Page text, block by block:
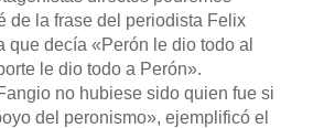
de la frase del periodista Felix
que decía «Perón le dio todo al
le dio todo a Perón».
no hubiese sido quien fue si
del peronismo», ejemplificó el